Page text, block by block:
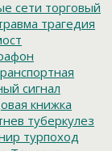
сети торговый
трагедия
сигнал
книжка
туберкулез
турпоход